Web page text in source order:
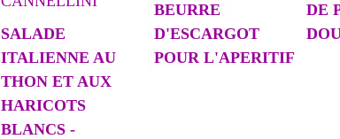
SALADE
ITALIENNE AU
THON ET AUX
HARICOTS
BLANCS -
BEURRE
D'ESCARGOT
POUR L'APERITIF
DE